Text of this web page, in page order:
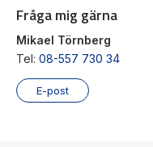
Fråga mig gärna
Mikael Törnberg
Tel: 08-557 730 34
E-post